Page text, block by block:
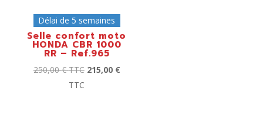
Délai de 5 semaines
Selle confort moto
HONDA CBR 1000
RR – Ref.965
250,00€ TTC 215,00 €
TTC